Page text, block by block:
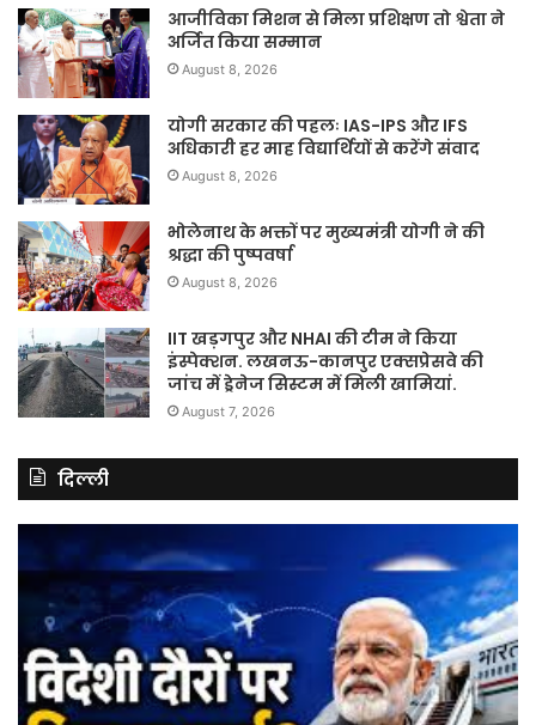
आजीविका मिशन से मिला प्रशिक्षण तो श्वेता ने
अर्जित किया सम्मान
August 8, 2026
योगी सरकार की पहलः IAS-IPS और IFS
अधिकारी हर माह विद्यार्थियों से करेंगे संवाद
August 8, 2026
भोलेनाथ के भक्तों पर मुख्यमंत्री योगी ने की
श्रद्धा की पुष्पवर्षा
August 8, 2026
IIT खड़गपुर और NHAI की टीम ने किया
इंस्पेक्शन. लखनऊ-कानपुर एक्सप्रेसवे की
जांच में ड्रेनेज सिस्टम में मिली खामियां.
August 7, 2026
दिल्ली